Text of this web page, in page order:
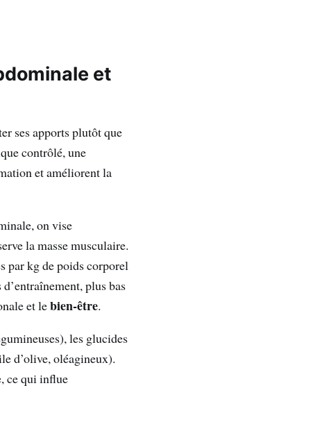
et
ses apports plutôt que
contrôlé, une
et améliorent la
on vise
la masse musculaire.
par kg de poids corporel
plus bas
et lebien-être.
les glucides
d’olive, oléagineux).
ce qui influe